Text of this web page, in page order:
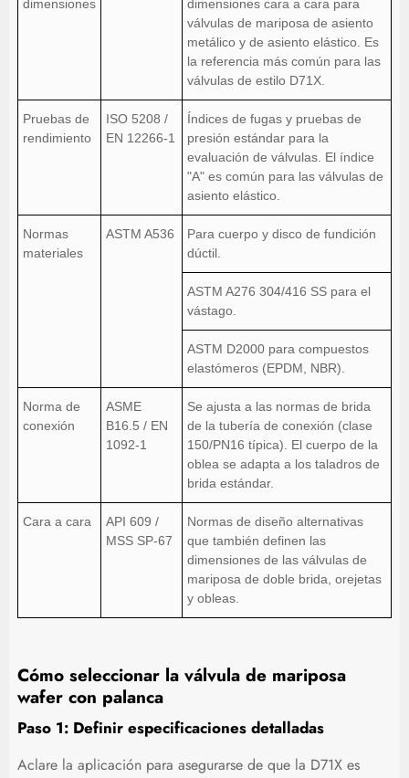
dimensiones
dimensiones cara a cara para
válvulas de mariposa de asiento
metálico y de asiento elástico. Es
la referencia más común para las
válvulas de estilo D71X.
Pruebas de
rendimiento
ISO 5208 /
EN 12266-1
Índices de fugas y pruebas de
presión estándar para la
evaluación de válvulas. El índice
"A" es común para las válvulas de
asiento elástico.
Normas
materiales
ASTM A536
Para cuerpo y disco de fundición
dúctil.
ASTM A276 304/416 SS para el
vástago.
ASTM D2000 para compuestos
elastómeros (EPDM, NBR).
Norma de
conexión
ASME
B16.5 / EN
1092-1
Se ajusta a las normas de brida
de la tubería de conexión (clase
150/PN16 típica). El cuerpo de la
oblea se adapta a los taladros de
brida estándar.
Cara a cara
API 609 /
MSS SP-67
Normas de diseño alternativas
que también definen las
dimensiones de las válvulas de
mariposa de doble brida, orejetas
y obleas.
Cómo seleccionar la válvula de mariposa
wafer con palanca
Paso 1: Definir especificaciones detalladas
Aclare la aplicación para asegurarse de que la D71X es